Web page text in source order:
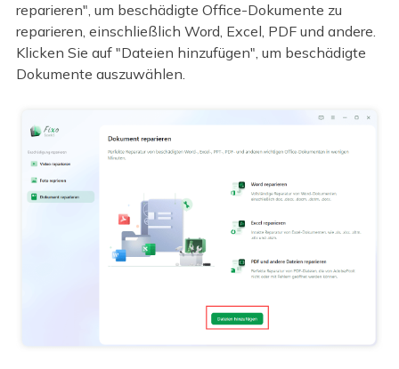
reparieren", um beschädigte Office-Dokumente zu
reparieren, einschließlich Word, Excel, PDF und andere.
Klicken Sie auf "Dateien hinzufügen", um beschädigte
Dokumente auszuwählen.